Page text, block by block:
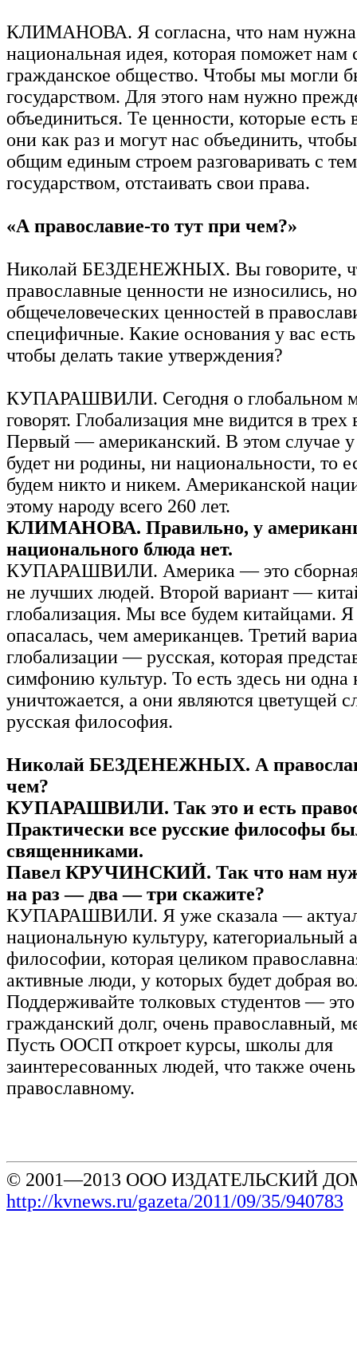
КЛИМАНОВА. Я согласна, что нам нужна
национальная идея, которая поможет нам
гражданское общество. Чтобы мы могли
государством. Для этого нам нужно
объединиться. Те ценности, которые есть
они как раз и могут нас объединить,
общим единым строем разговаривать с
государством, отстаивать свои права.
«А православие-то тут при чем?»
Николай БЕЗДЕНЕЖНЫХ. Вы говорите,
православные ценности не износились,
общечеловеческих ценностей в
специфичные. Какие основания у вас есть
чтобы делать такие утверждения?
КУПАРАШВИЛИ. Сегодня о глобальном
говорят. Глобализация мне видится в трех
Первый — американский. В этом случае у
будет ни родины, ни национальности, то
будем никто и никем. Американской
этому народу всего 260 лет.
КЛИМАНОВА. Правильно, у
национального блюда нет.
КУПАРАШВИЛИ. Америка — это сборная
не лучших людей. Второй вариант —
глобализация. Мы все будем китайцами.
опасалась, чем американцев. Третий
глобализации — русская, которая
симфонию культур. То есть здесь ни одна
уничтожается, а они являются цветущей
русская философия.
Николай БЕЗДЕНЕЖНЫХ. А
чем?
КУПАРАШВИЛИ. Так это и есть
Практически все русские философы
священниками.
Павел КРУЧИНСКИЙ. Так что нам
на раз — два — три скажите?
КУПАРАШВИЛИ. Я уже сказала —
национальную культуру, категориальный
философии, которая целиком
активные люди, у которых будет добрая
Поддерживайте толковых студентов — это
гражданский долг, очень православный,
Пусть ООСП откроет курсы, школы для
заинтересованных людей, что также
православному.
© 2001—2013 ООО ИЗДАТЕЛЬСКИЙ
http://kvnews.ru/gazeta/2011/09/35/940783